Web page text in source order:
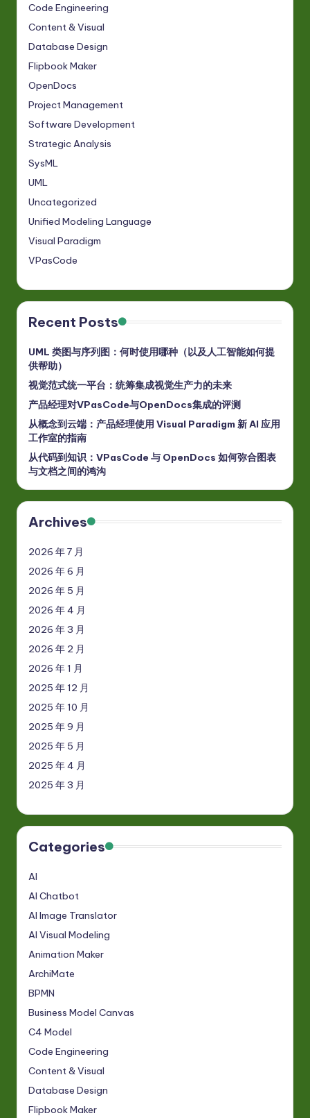
Code Engineering
Content & Visual
Database Design
Flipbook Maker
OpenDocs
Project Management
Software Development
Strategic Analysis
SysML
UML
Uncategorized
Unified Modeling Language
Visual Paradigm
VPasCode
Recent Posts
UML 类图与序列图：何时使用哪种（以及人工智能如何提
供帮助）
视觉范式统一平台：统筹集成视觉生产力的未来
产品经理对VPasCode与OpenDocs集成的评测
从概念到云端：产品经理使用 Visual Paradigm 新 AI 应用
工作室的指南
从代码到知识：VPasCode 与 OpenDocs 如何弥合图表
与文档之间的鸿沟
Archives
2026 年 7 月
2026 年 6 月
2026 年 5 月
2026 年 4 月
2026 年 3 月
2026 年 2 月
2026 年 1 月
2025 年 12 月
2025 年 10 月
2025 年 9 月
2025 年 5 月
2025 年 4 月
2025 年 3 月
Categories
AI
AI Chatbot
AI Image Translator
AI Visual Modeling
Animation Maker
ArchiMate
BPMN
Business Model Canvas
C4 Model
Code Engineering
Content & Visual
Database Design
Flipbook Maker